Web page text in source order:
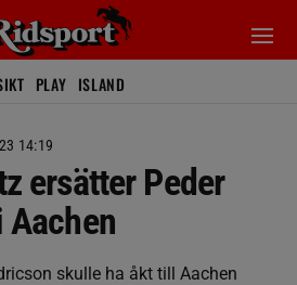
PLAY ISLAND
14:19
ersätter Peder
Aachen
skulle ha åkt till Aachen